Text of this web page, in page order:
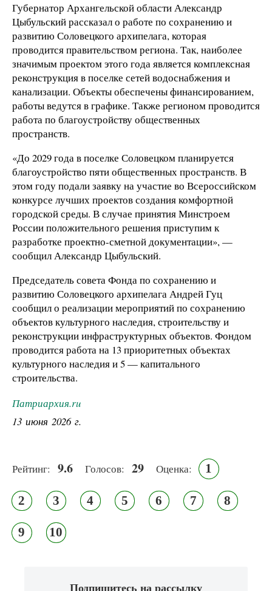
Губернатор Архангельской области Александр
Цыбульский рассказал о работе по сохранению и
развитию Соловецкого архипелага, которая
проводится правительством региона. Так, наиболее
значимым проектом этого года является комплексная
реконструкция в поселке сетей водоснабжения и
канализации. Объекты обеспечены финансированием,
работы ведутся в графике. Также регионом проводится
работа по благоустройству общественных
пространств.
«До 2029 года в поселке Соловецком планируется
благоустройство пяти общественных пространств. В
этом году подали заявку на участие во Всероссийском
конкурсе лучших проектов создания комфортной
городской среды. В случае принятия Минстроем
России положительного решения приступим к
разработке проектно-сметной документации», —
сообщил Александр Цыбульский.
Председатель совета Фонда по сохранению и
развитию Соловецкого архипелага Андрей Гуц
сообщил о реализации мероприятий по сохранению
объектов культурного наследия, строительству и
реконструкции инфраструктурных объектов. Фондом
проводится работа на 13 приоритетных объектах
культурного наследия и 5 — капитального
строительства.
Патриархия.ru
13 июня 2026 г.
Рейтинг: 9.6 Голосов: 29 Оценка: 1
2 3 4 5 6 7 8
9 10
Подпишитесь на рассылку